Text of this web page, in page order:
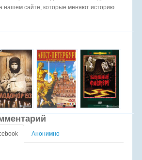
нашем сайте, которые меняют историю
Анонимно